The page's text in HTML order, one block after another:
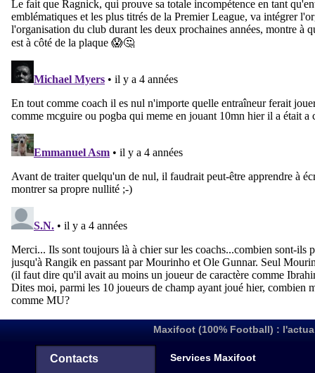
Maxifoot (100% Football) :
Contacts Services Maxifoot